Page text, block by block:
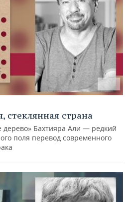
стеклянная страна
дерево» Бахтияра Али — редкий
поля перевод современного